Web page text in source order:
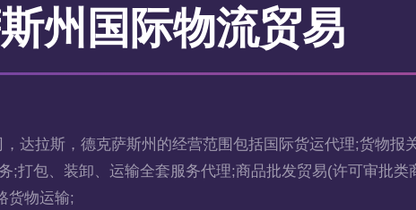
州国际物流贸易
达拉斯，德克萨斯州的经营范围包括国际货运代理;货物
;打包、装卸、运输全套服务代理;商品批发贸易(许可审批
货物运输;